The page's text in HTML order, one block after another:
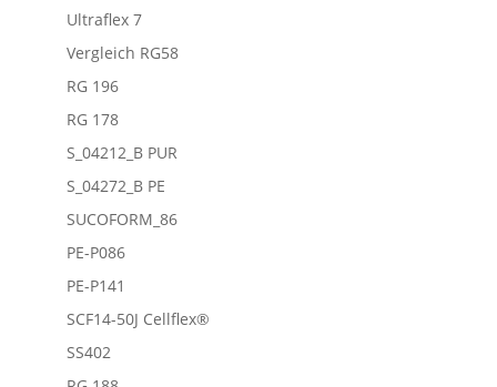
Ultraflex 7
Vergleich RG58
RG 196
RG 178
S_04212_B PUR
S_04272_B PE
SUCOFORM_86
PE-P086
PE-P141
SCF14-50J Cellflex®
SS402